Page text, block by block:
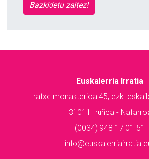
Bazkidetu zaitez!
Euskalerria Irratia
Iratxe monasterioa 45, ezk.
31011 Iruñea -
(0034) 948 17 01 51